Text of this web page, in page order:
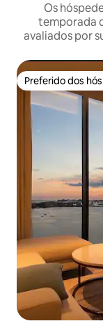
Os
temporada
avaliados por
Preferido dos
Preferido dos